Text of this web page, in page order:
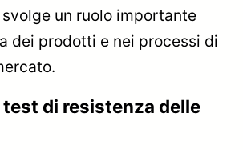
un ruolo importante
dei prodotti e nei processi di
test di resistenza delle